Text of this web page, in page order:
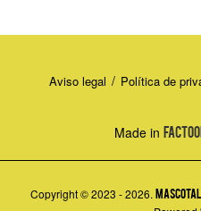
Aviso legal Política de
Made in
Copyright © 2023 - 2026.